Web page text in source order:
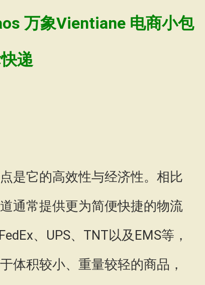
万象Vientiane 电商小包
递
是它的高效性与经济性。相比
通常提供更为简便快捷的物流
、UPS、TNT以及EMS等，
体积较小、重量较轻的商品，